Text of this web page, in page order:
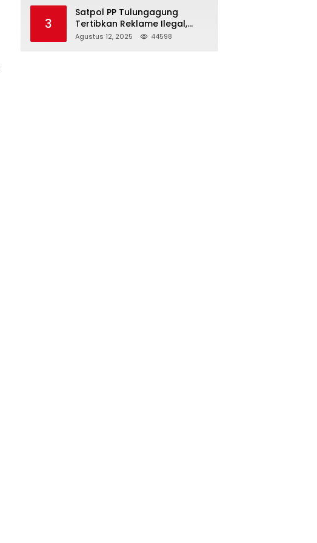
3
Satpol PP Tulungagung
Tertibkan Reklame Ilegal,
Wujudkan Kota yang Rapi
Agustus 12, 2025 44598